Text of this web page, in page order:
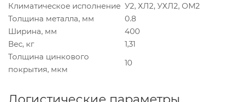
Климатическое исполнение У2, ХЛ2, УХЛ2, ОМ2
Толщина металла, мм
0.8
Ширина, мм
400
Вес, кг
1,31
Толщина цинкового
покрытия, мкм
10
Логистические параметры